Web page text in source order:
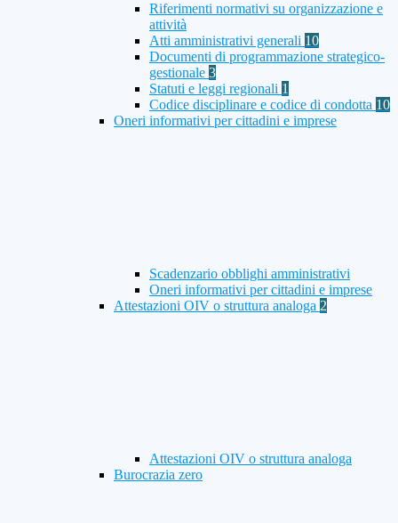
Riferimenti normativi su organizzazione e
attività
Atti amministrativi generali 10
Documenti di programmazione strategico-
gestionale 3
Statuti e leggi regionali 1
Codice disciplinare e codice di condotta 10
Oneri informativi per cittadini e imprese
Scadenzario obblighi amministrativi
Oneri informativi per cittadini e imprese
Attestazioni OIV o struttura analoga 2
Attestazioni OIV o struttura analoga
Burocrazia zero